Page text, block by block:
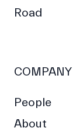
Road
COMPANY
People
About